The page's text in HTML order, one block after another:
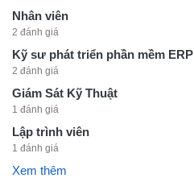
Nhân viên
2 đánh giá
Kỹ sư phát triển phần mềm ERP
2 đánh giá
Giám Sát Kỹ Thuật
1 đánh giá
Lập trình viên
1 đánh giá
Xem thêm